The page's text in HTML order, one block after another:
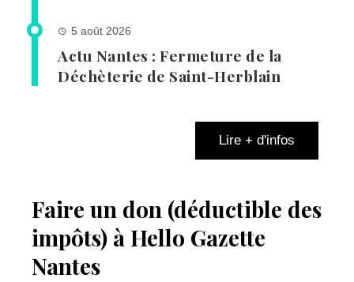
5 août 2026
Actu Nantes : Fermeture de la
Déchèterie de Saint-Herblain
Lire + d'infos
Faire un don (déductible des
impôts) à Hello Gazette
Nantes